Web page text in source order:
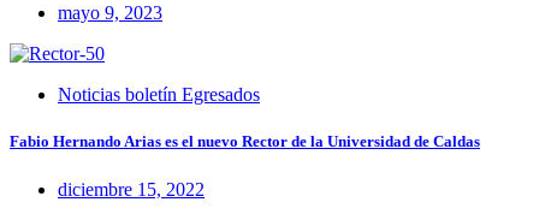
mayo 9, 2023
Noticias boletín Egresados
Fabio Hernando Arias es el nuevo Rector de la Universidad de Caldas
diciembre 15, 2022